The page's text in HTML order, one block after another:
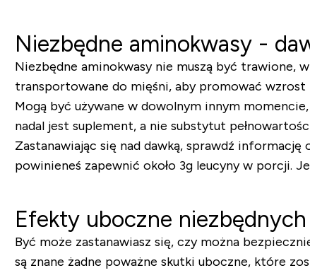
Niezbędne aminokwasy -
Niezbędne aminokwasy nie muszą być trawione,
transportowane do mięśni, aby promować wzrost
Mogą być używane w dowolnym innym
nadal jest suplement, a nie substytut
Zastanawiając się nad dawką, sprawdź
powinieneś zapewnić około 3g leucyny w porcji.
Efekty uboczne
Być może zastanawiasz się, czy można
są znane żadne poważne skutki uboczne, które